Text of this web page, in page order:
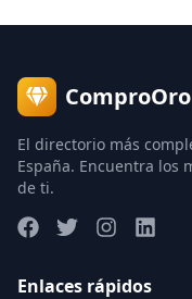
ComproOro
El directorio más
España. Encuentra los
de ti.
Enlaces rápidos